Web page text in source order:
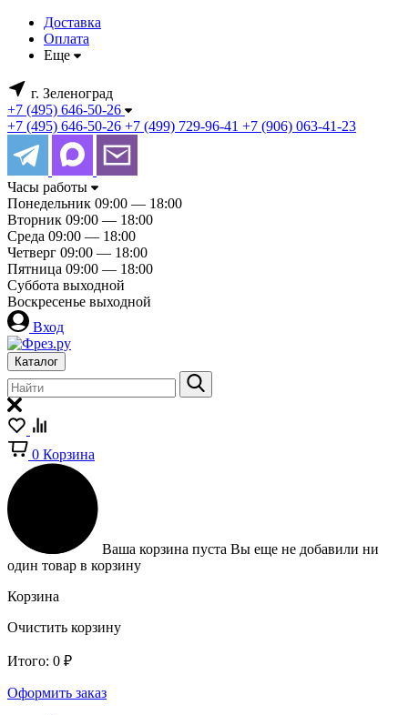
Доставка
Оплата
Еще
г. Зеленоград
+7 (495) 646-50-26
+7 (495) 646-50-26 +7 (499) 729-96-41 +7 (906) 063-41-23
Часы работы
Понедельник 09:00 — 18:00
Вторник 09:00 — 18:00
Среда 09:00 — 18:00
Четверг 09:00 — 18:00
Пятница 09:00 — 18:00
Суббота выходной
Воскресенье выходной
Вход
Каталог
0 Корзина
Ваша корзина пуста Вы еще не добавили ни
один товар в корзину
Корзина
Очистить корзину
Итого: 0 ₽
Оформить заказ